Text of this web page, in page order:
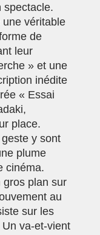
spectacle.
véritable
de
leur
» et une
inédite
« Essai
place.
y sont
plume
cinéma.
gros plan sur
au
sur les
va-et-vient